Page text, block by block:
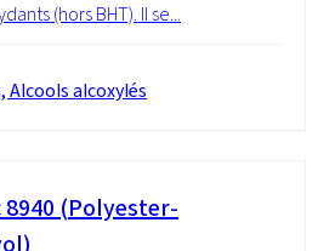
(hors BHT). Il se...
alcoxylés
(Polyester-